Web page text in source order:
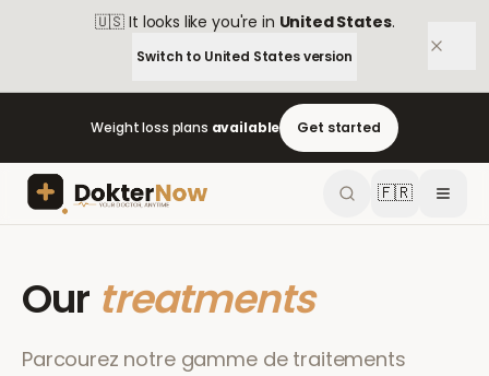
🇺🇸 It looks like you're in United States.
Switch to United Statesversion
Weight loss plans available Get started
🇫🇷
Our treatments
Parcourez notre gamme de traitements